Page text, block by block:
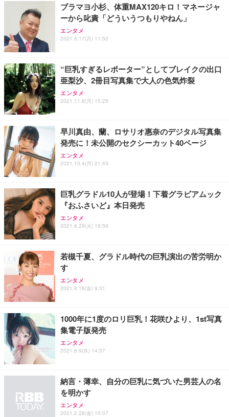
務用 おしゃれ パソコンチェア (ホワイト)
ANDWINT オフィスチェア デスクチェア 肘なし メ
ッシュ 通気性 ランバーサポート付き 腰サポート ガ
ス圧無段階昇降 360度回転 キャスター付き コンパク
【MiniLED/24.5inch/280Hz/FHD】GRAPHT THE S
HOOTER Gaming Monitor 24” Essential ゲーミン
グモニター QD 24.5インチ 1ms FHD 量子ドット 残
アイリスオーヤマ ペットシーツ 超厚型 お徳用 レギ
ュラー 200枚入【Amazon.co.jp限定】
ブラマヨ小杉、体重MAX120キロ！マネージャ
ーから叱責「どういうつもりやねん」
エンタメ
2021.5.17(月) 11:52
“巨乳すぎるレポーター”としてブレイクの出口
亜梨沙、2冊目写真集で大人の色気炸裂
エンタメ
2021.11.8(月) 15:29
早川真由、蘭、ロサリオ惠奈のデジタル写真集
発売に！未公開のセクシーカット40ページ
エンタメ
2021.10.4(月) 21:43
巨乳グラドル10人が登場！下着グラビアムック
『おふさいど』本日発売
エンタメ
2021.6.29(火) 19:59
若槻千夏、グラドル時代の巨乳演出の苦労明か
す
エンタメ
2021.6.18(金) 9:31
1000年に1度のロリ巨乳！花咲ひより、1st写真
集電子版発売
エンタメ
2021.6.9(水) 14:57
納言・薄幸、自分の巨乳に気づいた男芸人の名
を明かす
エンタメ
2021.2.26(金) 10:07